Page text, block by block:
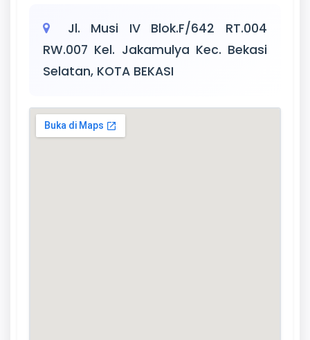
Jl. Musi IV Blok.F/642 RT.004
RW.007 Kel. Jakamulya Kec. Bekasi
Selatan, KOTA BEKASI